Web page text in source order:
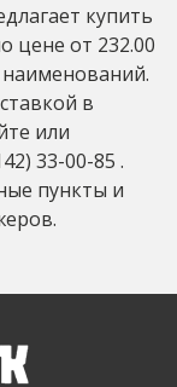
купить
цене от 232.00
наименований.
в
или
33-00-85 .
пункты и